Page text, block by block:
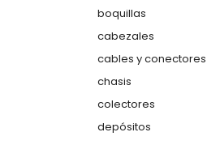
boquillas
cabezales
cables y conectores
chasis
colectores
depósitos